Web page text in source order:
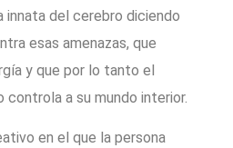
innata del cerebro diciendo
esas amenazas, que
y que por lo tanto el
controla a su mundo interior.
en el que la persona